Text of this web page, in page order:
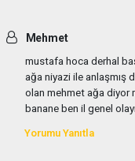
Mehmet
mustafa hoca derhal
ağa niyazi ile anlaşmış
olan mehmet ağa diyor
banane ben il genel
Yorumu Yanıtla